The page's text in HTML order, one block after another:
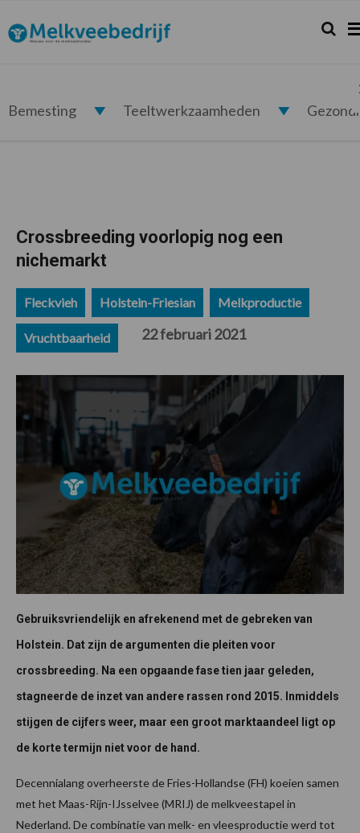
de
hoofdnavigatie
de
hoofd
de
eerste
de
voettekst
Melkveebedrijf.nl
Bemesting Teeltwerkzaamheden
Crossbreeding voorlopig nog een
nichemarkt
Fleckvieh Holstein-Friesian Melkproductie
Vruchtbaarheid 22 februari 2021
Gebruiksvriendelijk en afrekenend met de gebreken van
Holstein. Dat zijn de argumenten die pleiten voor
crossbreeding. Na een opgaande fase tien jaar geleden,
stagneerde de inzet van andere rassen rond 2015. Inmiddels
stijgen de cijfers weer, maar een groot marktaandeel ligt op
de korte termijn niet voor de hand.
Decennialang overheerste de Fries-Hollandse (FH) koeien samen
met het Maas-Rijn-IJsselvee (MRIJ) de melkveestapel in
Nederland. De combinatie van melk- en vleesproductie werd tot